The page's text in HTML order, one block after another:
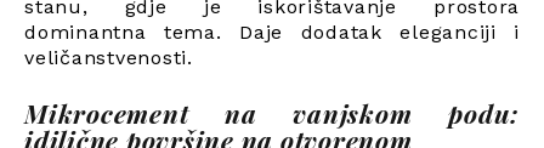
stanu, gdje je iskorištavanje prostora
dominantna tema. Daje dodatak eleganciji i
veličanstvenosti.
Mikrocement na vanjskom podu:
idilične površine na otvorenom